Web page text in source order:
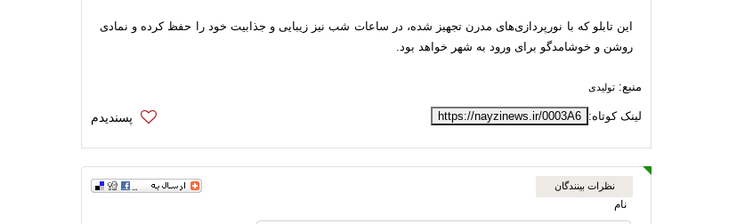
این تابلو که با نورپردازی‌های مدرن تجهیز شده، در ساعات شب نیز زیبایی و جذابیت خود را حفظ کرده و نمادی
روشن و خوشامدگو برای ورود به شهر خواهد بود.
منبع: تولیدی
لینک کوتاه: https://nayzinews.ir/0003A6
نظرات بینندگان
نام